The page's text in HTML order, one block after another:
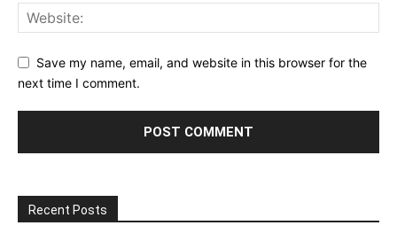
Save my name, email, and website in this browser for the
next time I comment.
Recent Posts